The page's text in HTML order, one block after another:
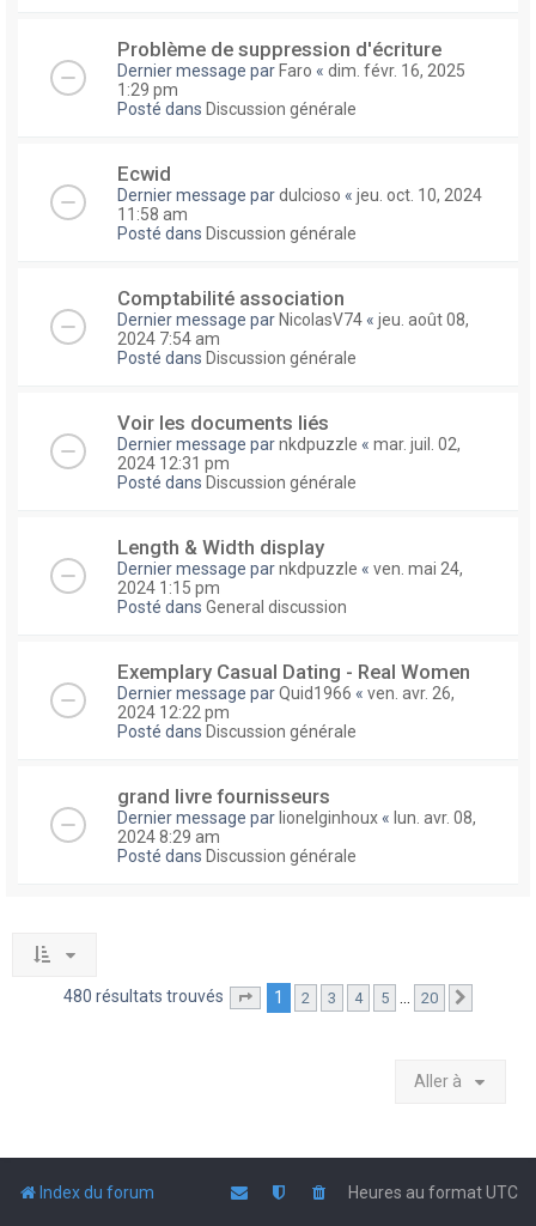
Problème de suppression d'écriture
Dernier message par Faro « dim. févr. 16, 2025
1:29 pm
Posté dans Discussion générale
Ecwid
Dernier message pardulcioso « jeu. oct. 10, 2024
11:58 am
Posté dans Discussion générale
Comptabilité association
Dernier message par NicolasV74 « jeu. août 08,
2024 7:54 am
Posté dans Discussion générale
Voir les documents liés
Dernier message parnkdpuzzle « mar. juil. 02,
2024 12:31 pm
Posté dans Discussion générale
Length & Width display
Dernier message parnkdpuzzle « ven. mai 24,
2024 1:15 pm
Posté dans General discussion
Exemplary Сasual Dating - Real Women
Dernier message parQuid1966 « ven. avr. 26,
2024 12:22 pm
Posté dans Discussion générale
grand livre fournisseurs
Dernier message par lionelginhoux « lun. avr. 08,
2024 8:29 am
Posté dans Discussion générale
480 résultats trouvés Page sur20
1 2 3 4 5 … 20
Aller à
Index du forum Heures au formatUTC